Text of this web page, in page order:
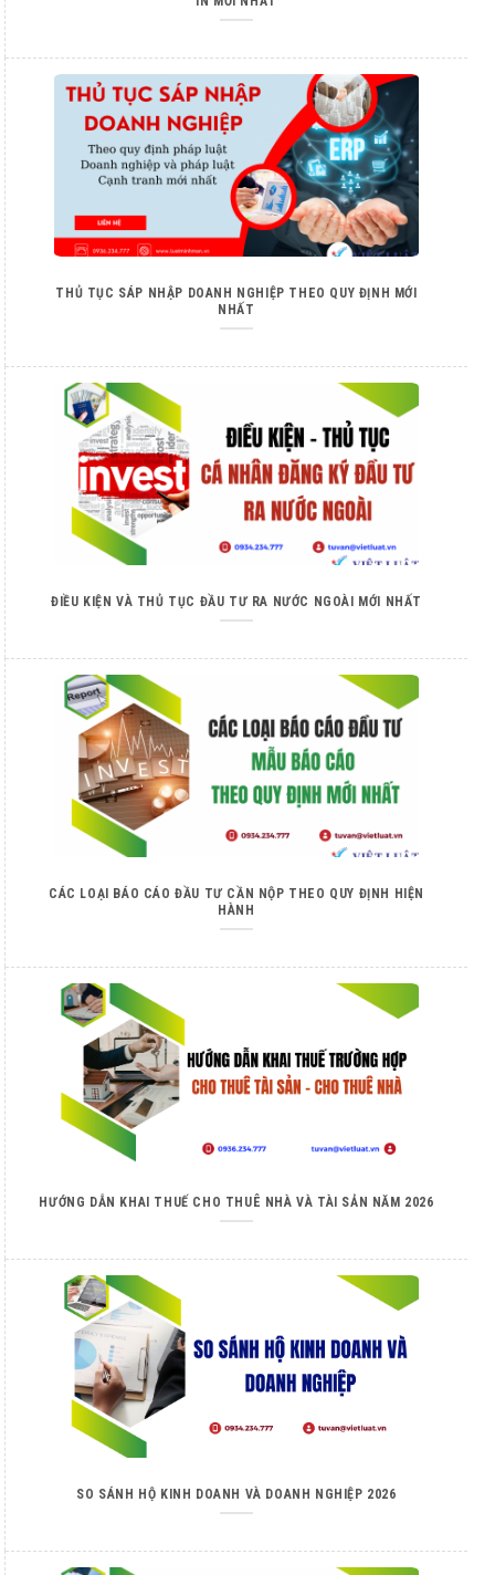
THỦ TỤC SÁP NHẬP DOANH NGHIỆP THEO QUY ĐỊNH MỚI
NHẤT
ĐIỀU KIỆN VÀ THỦ TỤC ĐẦU TƯ RA NƯỚC NGOÀI MỚI NHẤT
CÁC LOẠI BÁO CÁO ĐẦU TƯ CẦN NỘP THEO QUY ĐỊNH HIỆN
HÀNH
HƯỚNG DẪN KHAI THUẾ CHO THUÊ NHÀ VÀ TÀI SẢN NĂM 2026
SO SÁNH HỘ KINH DOANH VÀ DOANH NGHIỆP 2026